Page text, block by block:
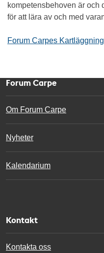
kompetensbehoven är och
för att lära av och med
Forum Carpes
Forum Carpe
Om Forum Carpe
Nyheter
Kalendarium
Kontakt
Kontakta oss